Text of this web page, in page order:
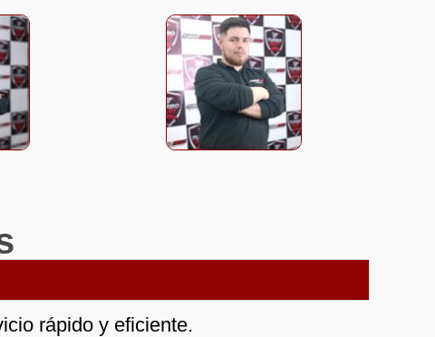
rápido y eficiente.